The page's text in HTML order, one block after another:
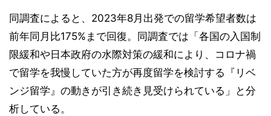
同調査によると、2023年8月出発での留学希望者数は
前年同月比175%まで回復。同調査では「各国の入国制
限緩和や日本政府の水際対策の緩和により、コロナ禍
で留学を我慢していた方が再度留学を検討する『リベ
ンジ留学』の動きが引き続き見受けられている」と分
析している。